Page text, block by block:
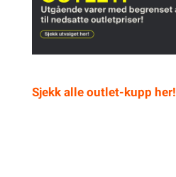
Sjekk alle outlet-kupp her!